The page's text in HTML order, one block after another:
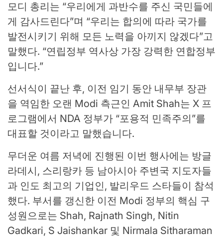
모디 총리는 “우리에게 과반수를 주신 국민들에
게 감사드린다”며 “우리는 합의에 따라 국가를
발전시키기 위해 모든 노력을 아끼지 않겠다”고
말했다. “연립정부 역사상 가장 강력한 연합정부
입니다.”
선서식이 끝난 후, 이전 임기 동안 내무부 장관
을 역임한 오랜 Modi 측근인 Amit Shah는 X 프
로그램에서 NDA 정부가 “포용적 민족주의”를
대표할 것이라고 말했습니다.
무더운 여름 저녁에 진행된 이번 행사에는 방글
라데시, 스리랑카 등 남아시아 주변국 지도자들
과 인도 최고의 기업인, 발리우드 스타들이 참석
했다. 부서를 갱신한 이전 Modi 정부의 핵심 구
성원으로는 Shah, Rajnath Singh, Nitin
Gadkari, S Jaishankar 및 Nirmala Sitharaman